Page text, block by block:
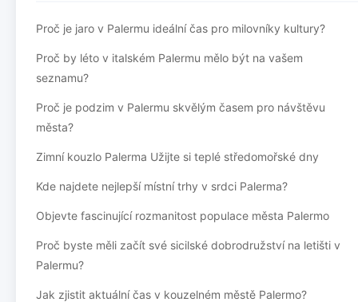
Proč je jaro v Palermu ideální čas pro milovníky kultury?
Proč by léto v italském Palermu mělo být na vašem
seznamu?
Proč je podzim v Palermu skvělým časem pro návštěvu
města?
Zimní kouzlo Palerma Užijte si teplé středomořské dny
Kde najdete nejlepší místní trhy v srdci Palerma?
Objevte fascinující rozmanitost populace města Palermo
Proč byste měli začít své sicilské dobrodružství na letišti v
Palermu?
Jak zjistit aktuální čas v kouzelném městě Palermo?